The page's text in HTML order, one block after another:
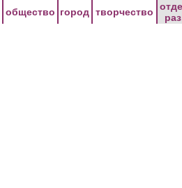
общество город творчество